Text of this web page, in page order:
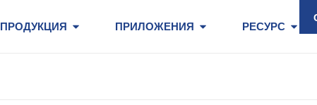
ПРОДУКЦИЯ ПРИЛОЖЕНИЯ РЕСУРС